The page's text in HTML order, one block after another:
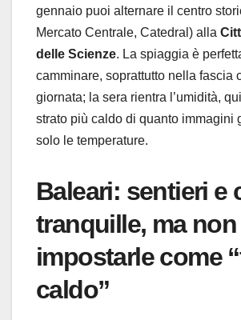
gennaio puoi alternare il centro
Mercato Centrale, Catedral) alla
delle Scienze. La spiaggia è
camminare, soprattutto nella fascia
giornata; la sera rientra l’umidità,
strato più caldo di quanto immagini
solo le temperature.
Baleari: sentieri e
tranquille, ma non
impostarle come
caldo”